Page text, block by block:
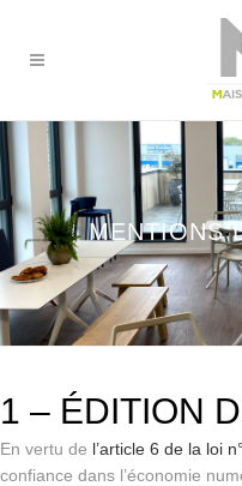
MENTIONS
1 – ÉDITION
En vertu de l’article 6 de la loi
confiance dans l’économie